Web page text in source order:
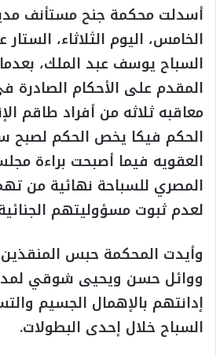
أسدلت محكمة جنح مستأنف
الخامس، اليوم الثلاثاء،
السباح يوسف عبد الملك،
المقدم على الأحكام الصادرة
معاقبه ثلاثه من أفراد طاقم
الحكم فيكا يخص الحكم لصبح
العقويه فيما أصبحت براءة
المصري للسباحة نهائية من
لعدم ثبوت مسؤوليتهم
وأيدت المحكمة حبس
إدانتهم بالإهمال الجسيم
السباح خلال إحدى البطولات.